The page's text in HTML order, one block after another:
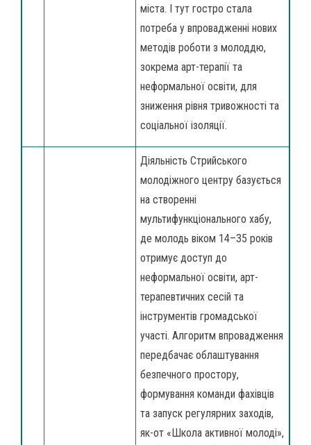
міста. І тут гостро стала
потреба у впровадженні нових
методів роботи з молоддю,
зокрема арт-терапії та
неформальної освіти, для
зниження рівня тривожності та
соціальної ізоляції.
Діяльність Стрийського
молодіжного центру базується
на створенні
мультифункціонального хабу,
де молодь віком 14–35 років
отримує доступ до
неформальної освіти, арт-
терапевтичних сесій та
інструментів громадської
участі. Алгоритм впровадження
передбачає облаштування
безпечного простору,
формування команди фахівців
та запуск регулярних заходів,
як-от «Школа активної молоді»,